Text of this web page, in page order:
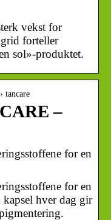
vekst for
forteller
sol»-produktet.
tancare
–
for en
for en
hver dag gir